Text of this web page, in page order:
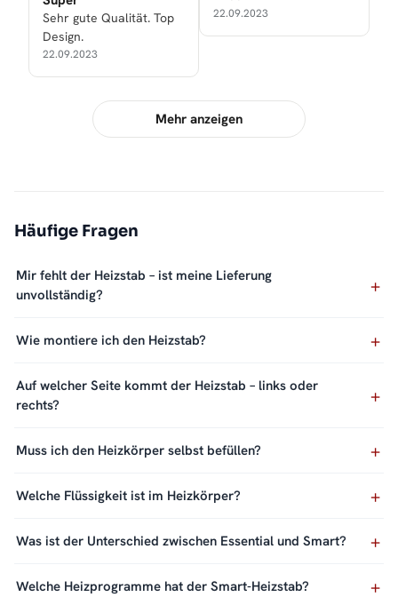
Sehr gute Qualität. Top
Design.
22.09.2023
22.09.2023
Mehr anzeigen
Häufige Fragen
Mir fehlt der Heizstab – ist meine Lieferung
unvollständig?
Wie montiere ich den Heizstab?
Auf welcher Seite kommt der Heizstab – links oder
rechts?
Muss ich den Heizkörper selbst befüllen?
Welche Flüssigkeit ist im Heizkörper?
Was ist der Unterschied zwischen Essential und Smart?
Welche Heizprogramme hat der Smart-Heizstab?